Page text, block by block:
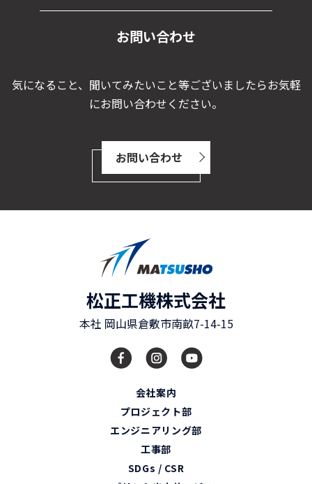
お問い合わせ
気になること、聞いてみたいこと等ございましたらお気軽
にお問い合わせください。
お問い合わせ
松正工機株式会社
本社 岡山県倉敷市南畝7-14-15
会社案内
プロジェクト部
エンジニアリング部
工事部
SDGs / CSR